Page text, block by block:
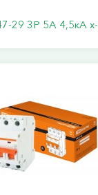
29 3Р 5А 4,5кА